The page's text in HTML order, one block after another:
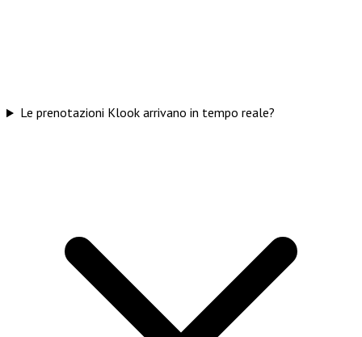
Le prenotazioni Klook arrivano in tempo reale?